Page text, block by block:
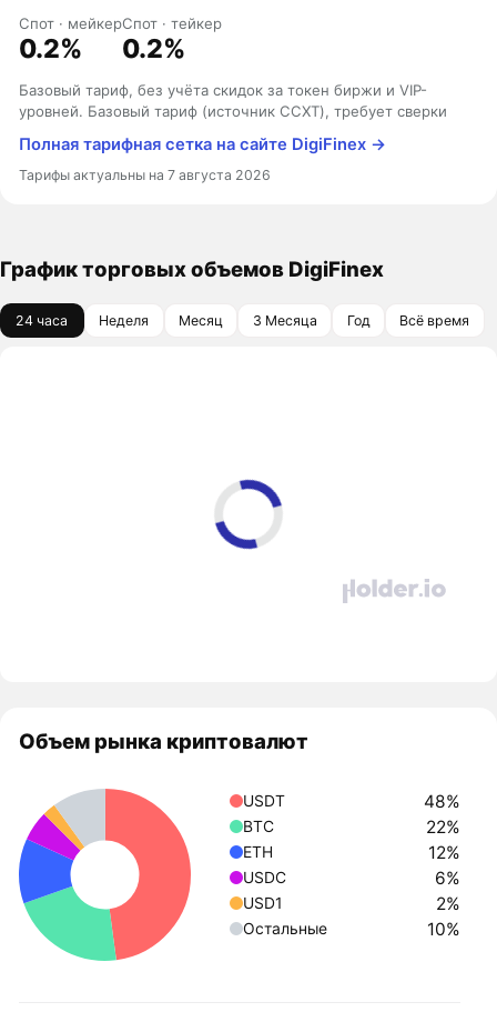
Спот · мейкер
0.2%
Спот · тейкер
0.2%
Базовый тариф, без учёта скидок за токен биржи и VIP-
уровней. Базовый тариф (источник CCXT), требует сверки
Полная тарифная сетка на сайте DigiFinex →
Тарифы актуальны на 7 августа 2026
График торговых объемов DigiFinex
24 часа Неделя Месяц 3 Месяца Год Всё время
Объем рынка криптовалют
USDT 48%
BTC 22%
ETH 12%
USDC 6%
USD1 2%
Остальные 10%